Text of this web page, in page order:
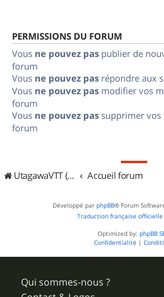
PERMISSIONS DU FORUM
Vous ne pouvez pas publier de
forum
Vous ne pouvez pas répondre aux
Vous ne pouvez pas modifier vos
forum
Vous ne pouvez pas supprimer vos
forum
UtagawaVTT (Randos VTT et VTTAE avec traces GPS) Accueil forum
Développé par phpBB® Forum
Traduction française officielle
Optimized by: phpBB
Confidentialité |
Qui sommes-nous ?